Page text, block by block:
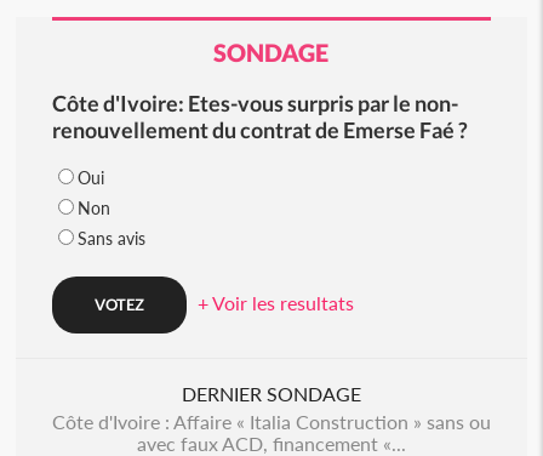
SONDAGE
Côte d'Ivoire: Etes-vous surpris par le non-
renouvellement du contrat de Emerse Faé ?
Oui
Non
Sans avis
+ Voir les resultats
DERNIER SONDAGE
Côte d'Ivoire : Affaire « Italia Construction » sans ou
avec faux ACD, financement «...